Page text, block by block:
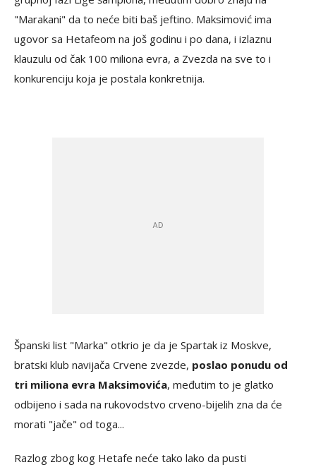
"Marakani" da to neće biti baš jeftino. Maksimović ima
ugovor sa Hetafeom na još godinu i po dana, i izlaznu
klauzulu od čak 100 miliona evra, a Zvezda na sve to i
konkurenciju koja je postala konkretnija.
Španski list "Marka" otkrio je da je Spartak iz Moskve,
bratski klub navijača Crvene zvezde, poslao ponudu od
tri miliona evra Maksimovića, međutim to je glatko
odbijeno i sada na rukovodstvo crveno-bijelih zna da će
morati "jače" od toga...
Razlog zbog kog Hetafe neće tako lako da pusti